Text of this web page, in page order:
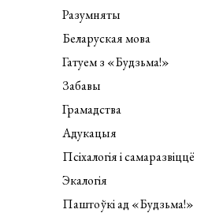
Разумняты
Беларуская мова
Гатуем з «Будзьма!»
Забавы
Грамадства
Адукацыя
Псіхалогія і самаразвіццё
Экалогія
Паштоўкі ад «Будзьма!»